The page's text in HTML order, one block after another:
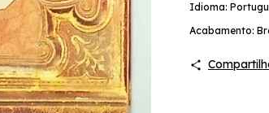
Idioma:
Acabamento: